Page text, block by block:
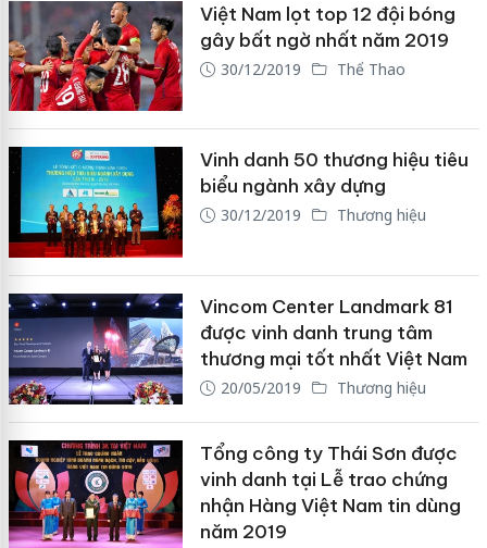
Việt Nam lọt top 12 đội bóng
gây bất ngờ nhất năm 2019
30/12/2019 Thể Thao
Vinh danh 50 thương hiệu tiêu
biểu ngành xây dựng
30/12/2019 Thương hiệu
Vincom Center Landmark 81
được vinh danh trung tâm
thương mại tốt nhất Việt Nam
20/05/2019 Thương hiệu
Tổng công ty Thái Sơn được
vinh danh tại Lễ trao chứng
nhận Hàng Việt Nam tin dùng
năm 2019